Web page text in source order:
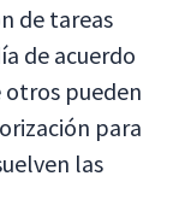
de tareas
de acuerdo
pueden
para
las